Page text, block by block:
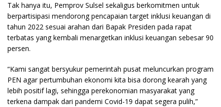
Tak hanya itu, Pemprov Sulsel sekaligus berkomitmen untuk
berpartisipasi mendorong pencapaian target inklusi keuangan di
tahun 2022 sesuai arahan dari Bapak Presiden pada rapat
terbatas yang kembali menargetkan inklusi keuangan sebesar 90
persen.
“Kami sangat bersyukur pemerintah pusat meluncurkan program
PEN agar pertumbuhan ekonomi kita bisa dorong kearah yang
lebih positif lagi, sehingga perekonomian masyarakat yang
terkena dampak dari pandemi Covid-19 dapat segera pulih,”